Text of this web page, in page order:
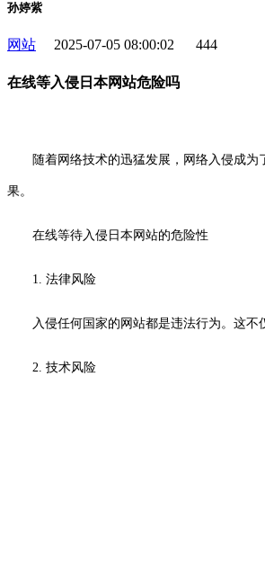
孙婷紫
网站 2025-07-05 08:00:02 444
在线等入侵日本网站危险吗
随着网络技术的迅猛发展，网络入侵成为
果。
在线等待入侵日本网站的危险性
1. 法律风险
入侵任何国家的网站都是违法行为。这
2. 技术风险